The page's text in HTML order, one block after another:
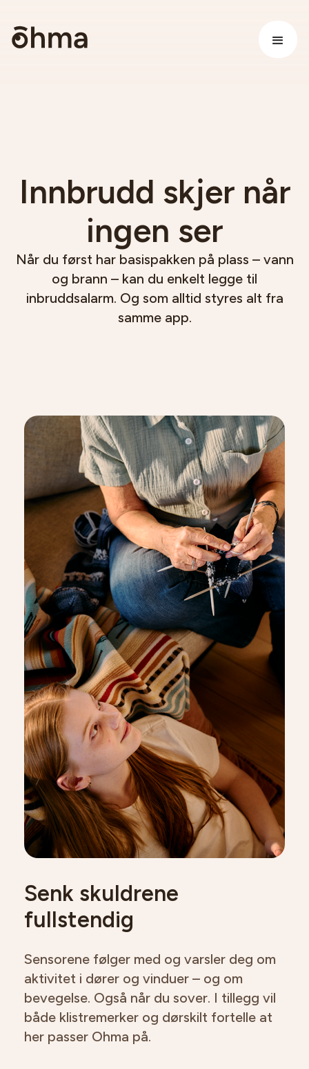
Innbrudd skjer når
ingen ser
Når du først har basispakken på plass – vann
og brann – kan du enkelt legge til
inbruddsalarm. Og som alltid styres alt fra
samme app.
Senk skuldrene
fullstendig
Sensorene følger med og varsler deg om
aktivitet i dører og vinduer – og om
bevegelse. Også når du sover. I tillegg vil
både klistremerker og dørskilt fortelle at
her passer Ohma på.